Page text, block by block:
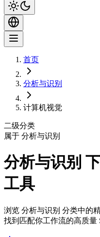
首页
分析与识别
计算机视觉
二级分类
属于 分析与识别
分析与识别
工具
浏览 分析与识别 分类中的
找到匹配你工作流的高质量